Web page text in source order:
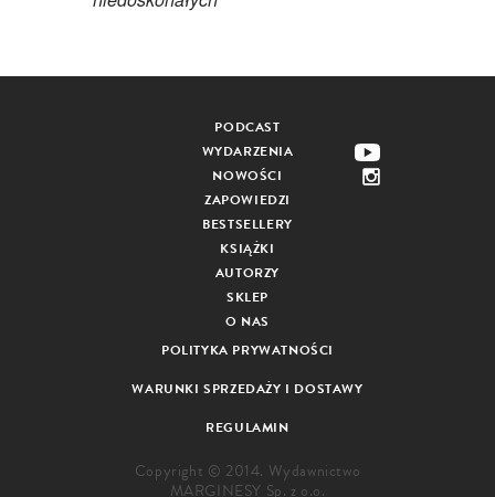
PODCAST
WYDARZENIA
NOWOŚCI
ZAPOWIEDZI
BESTSELLERY
KSIĄŻKI
AUTORZY
SKLEP
O NAS
POLITYKA PRYWATNOŚCI
WARUNKI SPRZEDAŻY I DOSTAWY
REGULAMIN
Copyright © 2014. Wydawnictwo
MARGINESY Sp. z o.o.